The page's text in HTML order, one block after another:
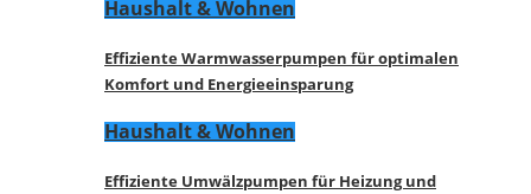
Haushalt & Wohnen
Effiziente Warmwasserpumpen für optimalen
Komfort und Energieeinsparung
Haushalt & Wohnen
Effiziente Umwälzpumpen für Heizung und